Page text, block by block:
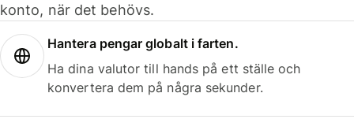
konto, när det behövs.
Hantera pengar globalt i farten.
Ha dina valutor till hands på ett ställe och
konvertera dem på några sekunder.